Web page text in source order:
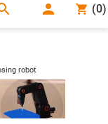
(0)
robot